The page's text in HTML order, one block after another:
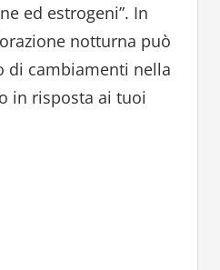
ed estrogeni”. In
notturna può
di cambiamenti nella
in risposta ai tuoi